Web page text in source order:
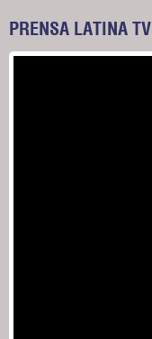
PRENSA LATINA TV